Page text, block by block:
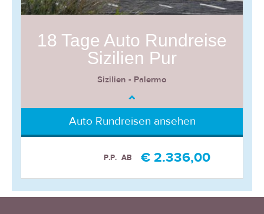
18 Tage Auto Rundreise
Sizilien Pur
Sizilien - Palermo
Auto Rundreisen ansehen
AB
P.P. € 2.336,00